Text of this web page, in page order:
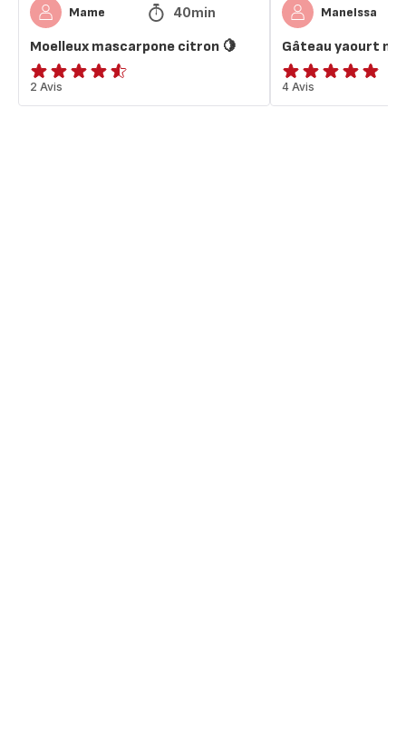
Mame 40min
Moelleux mascarpone citron 🍋
ratings.4.5
2 Avis
Manelssa
Gâteau yaourt
ratings.4.8
4 Avis